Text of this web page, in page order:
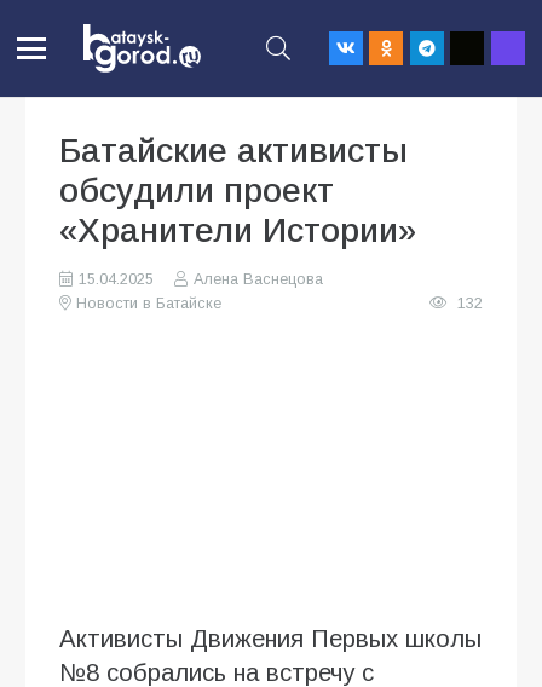
Батайские активисты
обсудили проект
«Хранители Истории»
15.04.2025
Алена Васнецова
Новости в Батайске
132
Активисты Движения Первых школы
№8 собрались на встречу с